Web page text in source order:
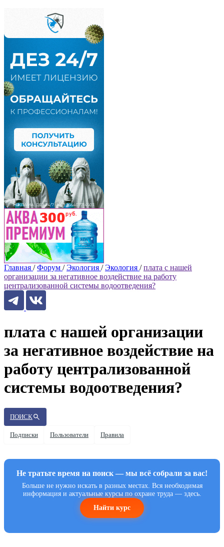
Главная / Форум / Экология / Экология / плата с нашей
организации за негативное воздействие на работу
централизованной системы водоотведения?
плата с нашей организации
за негативное воздействие на
работу централизованной
системы водоотведения?
ПОИСК
Подписки Пользователи Правила
Не тратьте время на поиск — мы всё собрали за вас!
Больше не нужно искать в разных местах. Вся необходимая
информация и актуальные курсы по охране труда — здесь.
Найти курс